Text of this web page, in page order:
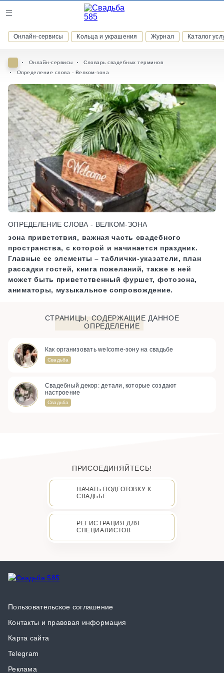
Онлайн-сервисы Кольца и украшения Журнал Каталог
ВСТУПАЙТЕ В КЛУБ ПРИВИЛЕГИЙ
присоединяйтесь к закрытому сообществу и получайте
скидки и бонусы за участие
РЕГИСТРАЦИЯ
Онлайн-сервисы
Словарь свадебных терминов
Определение слова - Велком-зона
ОПРЕДЕЛЕНИЕ СЛОВА - ВЕЛКОМ-ЗОНА
зона приветствия, важная часть свадебного
пространства, с которой и начинается праздник.
Главные ее элементы – таблички-указатели, план
рассадки гостей, книга пожеланий, также в ней
может быть приветственный фуршет, фотозона,
аниматоры, музыкальное сопровождение.
СТРАНИЦЫ, СОДЕРЖАЩИЕ ДАННОЕ
ОПРЕДЕЛЕНИЕ
Как организовать welcome-зону на свадьбе
Свадьба
Свадебный декор: детали, которые создают
настроение
Свадьба
ПРИСОЕДИНЯЙТЕСЬ!
НАЧАТЬ ПОДГОТОВКУ К
СВАДЬБЕ
РЕГИСТРАЦИЯ ДЛЯ
СПЕЦИАЛИСТОВ
Пользовательское соглашение
Контакты и правовая информация
Карта сайта
Telegram
Реклама